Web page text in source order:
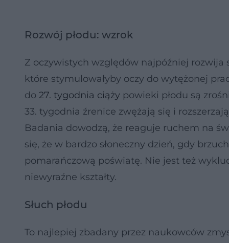
Rozwój płodu: wzrok
Z oczywistych względów najpóźniej
które stymulowałyby oczy do wytężonej
do 27. tygodnia ciąży powieki płodu są
33. tygodnia źrenice zwężają się i
Badania dowodzą, że reaguje ruchem na
się, że w bardzo słoneczny dzień, gdy
pomarańczową poświatę. Nie jest też
niewyraźne kształty.
Słuch płodu
To najlepiej zbadany przez naukowców